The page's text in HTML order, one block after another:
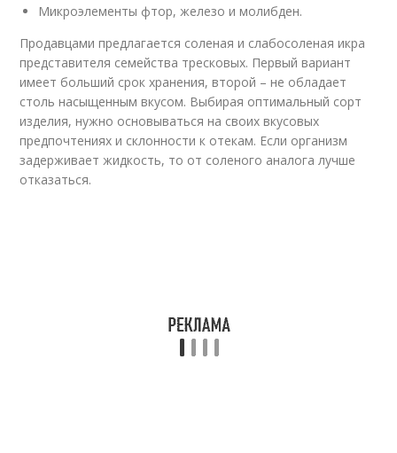
Микроэлементы фтор, железо и молибден.
Продавцами предлагается соленая и слабосоленая икра
представителя семейства тресковых. Первый вариант
имеет больший срок хранения, второй – не обладает
столь насыщенным вкусом. Выбирая оптимальный сорт
изделия, нужно основываться на своих вкусовых
предпочтениях и склонности к отекам. Если организм
задерживает жидкость, то от соленого аналога лучше
отказаться.